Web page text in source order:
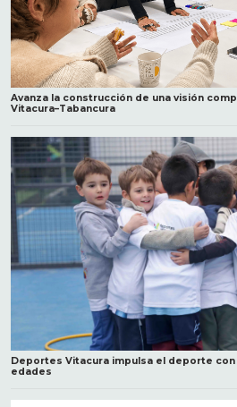
Avanza la construcción de una visión
Vitacura–Tabancura
Deportes Vitacura impulsa el deporte
edades